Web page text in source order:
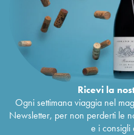
Ricevi la
Ogni settimana viaggia nel
Newsletter, per non perderti le
e i consigli